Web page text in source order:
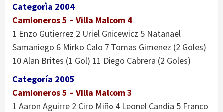
Categorìa 2004
Camioneros 5 – Villa Malcom 4
1 Enzo Gutierrez 2 Uriel Gnicewicz 5 Natanael
Samaniego 6 Mirko Calo 7 Tomas Gimenez (2 Goles)
10 Alan Brites (1 Gol) 11 Diego Cabrera (2 Goles)
Categoría 2005
Camioneros 5 – Villa Malcom 3
1 Aaron Aguirre 2 Ciro Miño 4 Leonel Candia 5 Franco